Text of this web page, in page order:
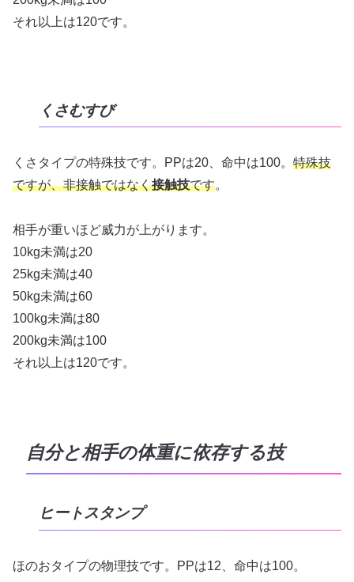
それ以上は120です。
くさむすび
くさタイプの特殊技です。PPは20、命中は100。 特殊技
ですが、非接触ではなく接触技です。
相手が重いほど威力が上がります。
10kg未満は20
25kg未満は40
50kg未満は60
100kg未満は80
200kg未満は100
それ以上は120です。
自分と相手の体重に依存する技
ヒートスタンプ
ほのおタイプの物理技です。PPは12、命中は100。